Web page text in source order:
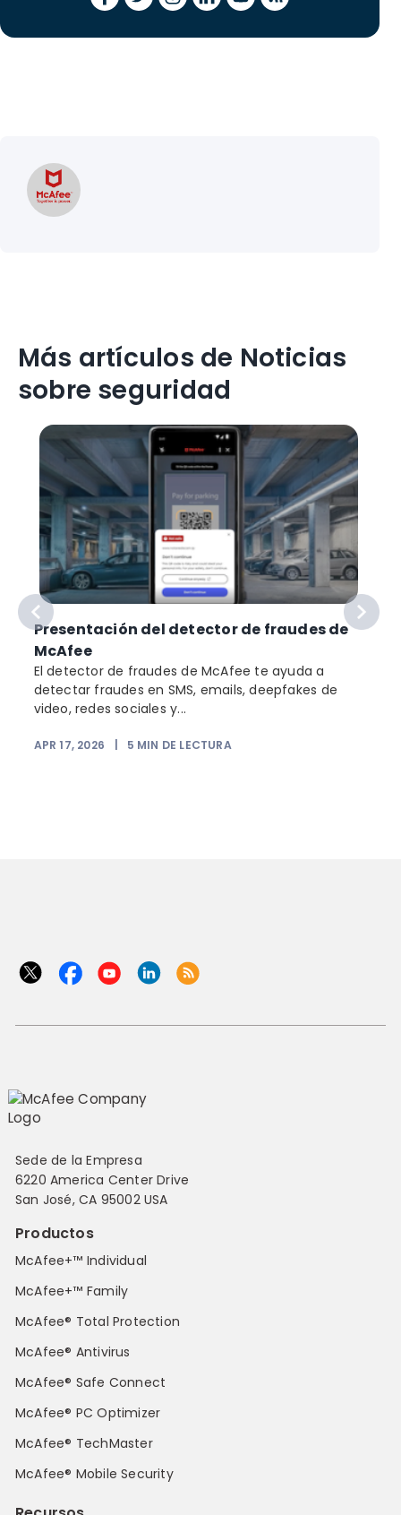
Más artículos de Noticias
sobre seguridad
Presentación del detector de fraudes de
McAfee
El detector de fraudes de McAfee te ayuda a
detectar fraudes en SMS, emails, deepfakes de
video, redes sociales y...
APR 17, 2026 5 MIN DE LECTURA
Sede de la Empresa
6220 America Center Drive
San José, CA 95002 USA
Productos
McAfee+™ Individual
McAfee+™ Family
McAfee® Total Protection
McAfee® Antivirus
McAfee® Safe Connect
McAfee® PC Optimizer
McAfee® TechMaster
McAfee® Mobile Security